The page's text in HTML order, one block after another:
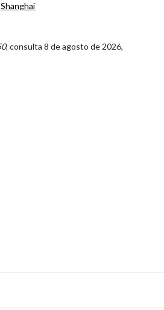
Shanghai
, consulta 8 de agosto de 2026,